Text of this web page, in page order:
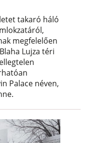
takaró háló
megfelelően
Lujza téri
Palace néven,